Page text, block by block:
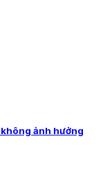
ảnh hưởng